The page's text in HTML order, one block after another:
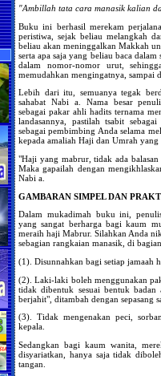
"Ambillah tata cara manasik kalian
Buku ini berhasil merekam
peristiwa, sejak beliau melangkah
beliau akan meninggalkan Makkah
serta apa saja yang beliau baca
dalam nomor-nomor urut,
memudahkan mengingatnya, sampai
Lebih dari itu, semuanya tegak
sahabat Nabi a. Nama besar
sebagai pakar ahli hadits ternama
landasannya, pastilah tsabit
sebagai pembimbing Anda selama
kepada amaliah Haji dan Umrah yang
"Haji yang mabrur, tidak ada
Maka gapailah dengan
Nabi a.
GAMBARAN SIMPEL DAN
Dalam mukadimah buku ini,
yang sangat berharga bagi kaum
meraih haji Mabrur. Silahkan Anda
sebagian rangkaian manasik, di
(1). Disunnahkan bagi setiap jamaah
(2). Laki-laki boleh menggunakan
tidak dibentuk sesuai bentuk
berjahit", ditambah dengan sepasang
(3). Tidak mengenakan peci,
kepala.
Sedangkan bagi kaum wanita,
disyariatkan, hanya saja tidak
tangan.